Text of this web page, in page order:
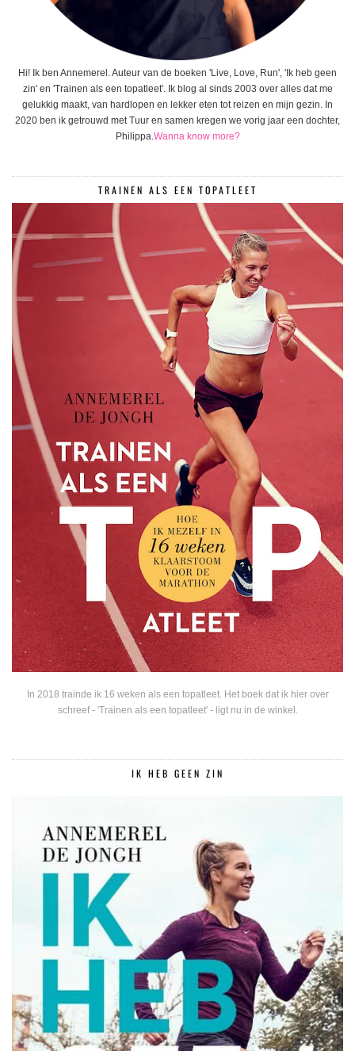
Hi! Ik ben Annemerel. Auteur van de boeken 'Live, Love, Run', 'Ik heb geen
zin' en 'Trainen als een topatleet'. Ik blog al sinds 2003 over alles dat me
gelukkig maakt, van hardlopen en lekker eten tot reizen en mijn gezin. In
2020 ben ik getrouwd met Tuur en samen kregen we vorig jaar een dochter,
Philippa.Wanna know more?
TRAINEN ALS EEN TOPATLEET
In 2018 trainde ik 16 weken als een topatleet. Het boek dat ik hier over
schreef - 'Trainen als een topatleet' - ligt nu in de winkel.
IK HEB GEEN ZIN